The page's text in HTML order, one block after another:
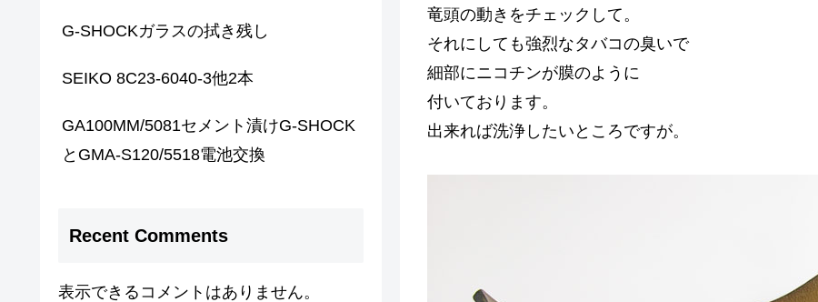
竜頭の動きをチェックして。
それにしても強烈なタバコの臭いで
細部にニコチンが膜のように
付いております。
出来れば洗浄したいところですが。
G-SHOCKガラスの拭き残し
SEIKO 8C23-6040-3他2本
GA100MM/5081セメント漬けG-SHOCK
とGMA-S120/5518電池交換
Recent Comments
表示できるコメントはありません。